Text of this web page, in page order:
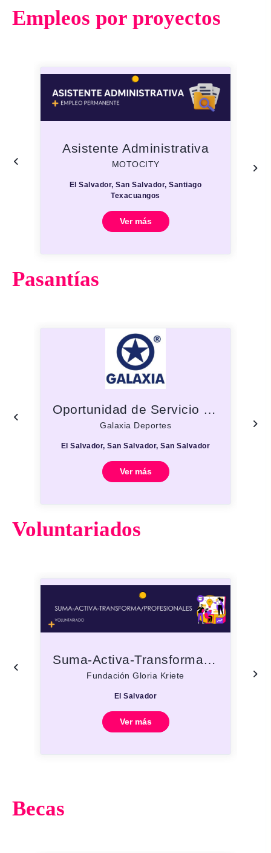
Empleos por proyectos
Asistente Administrativa
MOTOCITY
El Salvador, San Salvador, Santiago
Texacuangos
Ver más
Pasantías
Oportunidad de Servicio Social – Recursos Humanos
Galaxia Deportes
El Salvador, San Salvador, San Salvador
Ver más
Voluntariados
Suma-Activa-Transforma/Profesionales
Fundación Gloria Kriete
El Salvador
Ver más
Becas